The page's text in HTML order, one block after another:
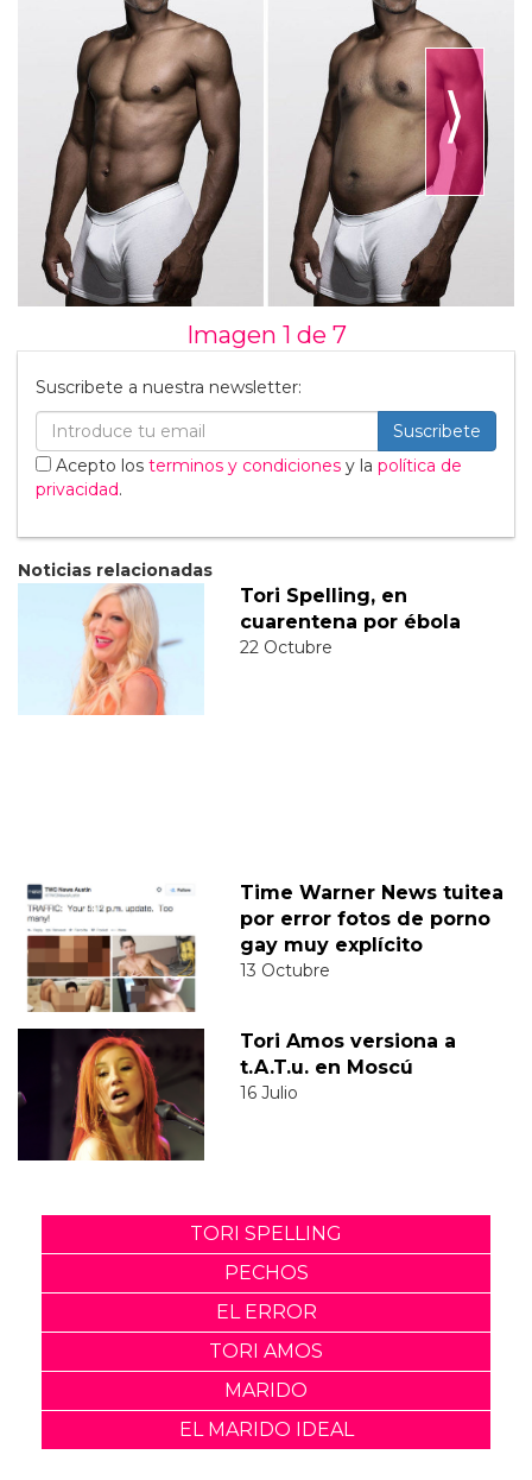
⟩
Imagen 1 de 7
Suscribete a nuestra newsletter:
Suscribete
Acepto los terminos y condiciones y la política de
privacidad.
Noticias relacionadas
Tori Spelling, en
cuarentena por ébola
22 Octubre
Time Warner News tuitea
por error fotos de porno
gay muy explícito
13 Octubre
Tori Amos versiona a
t.A.T.u. en Moscú
16 Julio
TORI SPELLING
PECHOS
EL ERROR
TORI AMOS
MARIDO
EL MARIDO IDEAL